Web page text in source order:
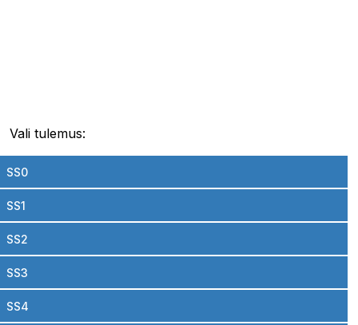
Vali tulemus:
SS0
SS1
SS2
SS3
SS4